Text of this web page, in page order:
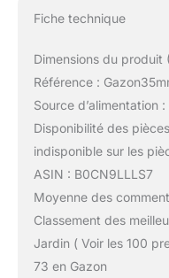
Fiche technique
Dimensions du
Référence :
Source d’alimentation
Disponibilité des
indisponible sur les
ASIN : B0CN9LLLS7
Moyenne des
Classement des
Jardin ( Voir les 100
73 en Gazon